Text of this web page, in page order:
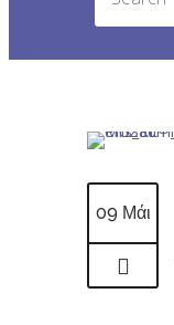
09 Μάι